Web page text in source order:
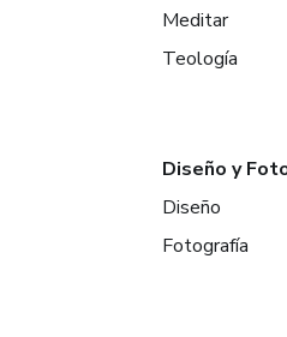
Meditar
Teología
Diseño y
Diseño
Fotografía